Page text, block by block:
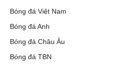
Bóng đá Việt Nam
Bóng đá Anh
Bóng đá Châu Âu
Bóng đá TBN